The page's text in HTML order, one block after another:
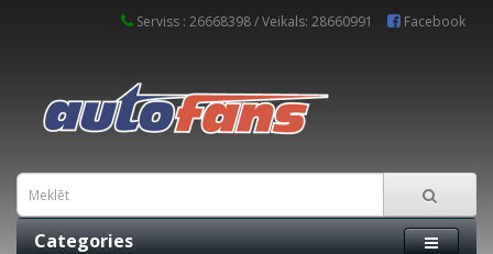
Serviss : 26668398 / Veikals: 28660991 Facebook
Categories